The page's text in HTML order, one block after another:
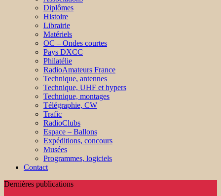
Diplômes
Histoire
Librairie
Matériels
OC – Ondes courtes
Pays DXCC
Philatélie
RadioAmateurs France
Technique, antennes
Technique, UHF et hypers
Technique, montages
Télégraphie, CW
Trafic
RadioClubs
Espace – Ballons
Expéditions, concours
Musées
Programmes, logiciels
Contact
Dernières publications